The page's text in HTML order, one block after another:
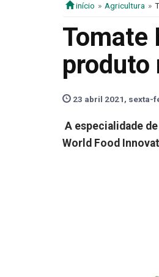
início Agricultura
Tomate
produto
23 abril 2021, sexta-
A especialidade
World Food